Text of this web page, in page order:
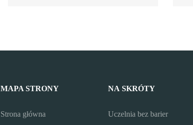
MAPA STRONY
Strona główna
NA SKRÓTY
Uczelnia bez barier